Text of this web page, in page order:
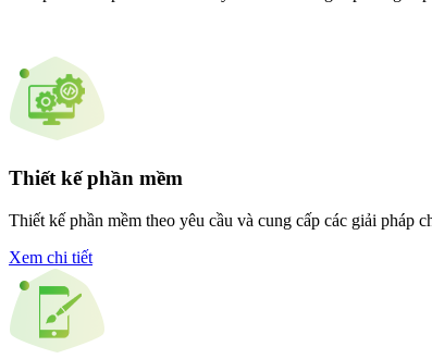
Thiết kế phần mềm
Thiết kế phần mềm theo yêu cầu và cung cấp các giải pháp
Xem chi tiết